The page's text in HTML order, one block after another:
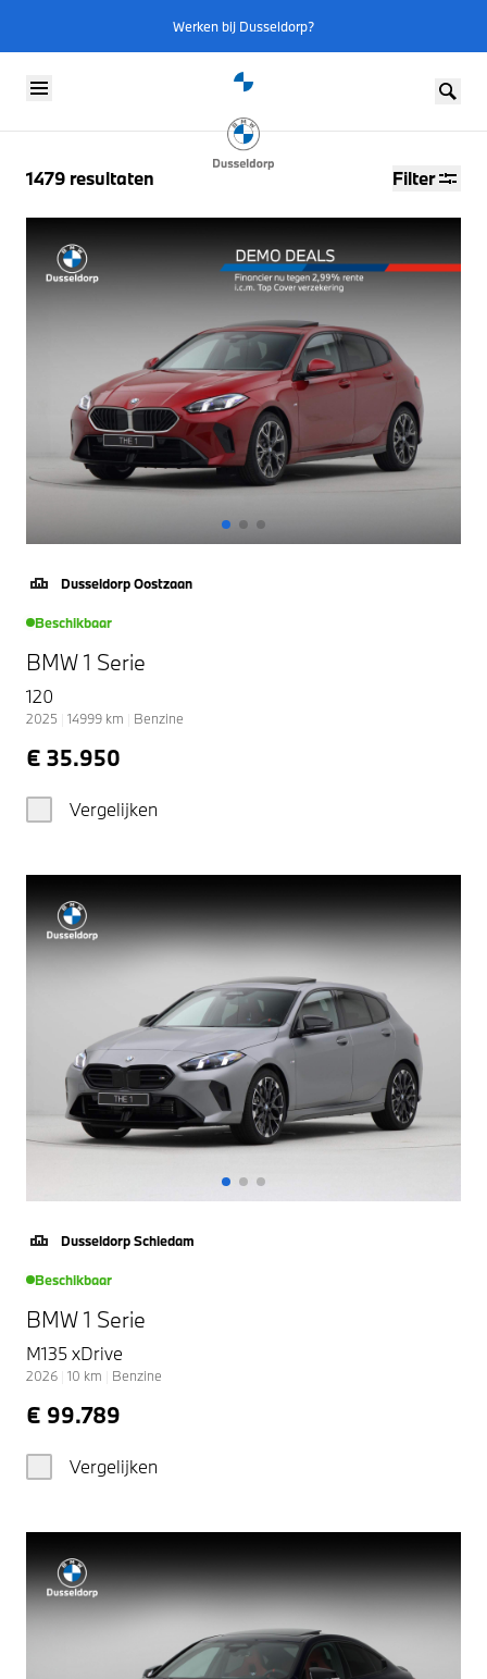
Werken bij Dusseldorp?
1479 resultaten Filter
Dusseldorp Oostzaan
Beschikbaar
BMW 1 Serie
120
2025 14999 km Benzine
€ 35.950
Vergelijken
Dusseldorp Schiedam
Beschikbaar
BMW 1 Serie
M135 xDrive
2026 10 km Benzine
€ 99.789
Vergelijken